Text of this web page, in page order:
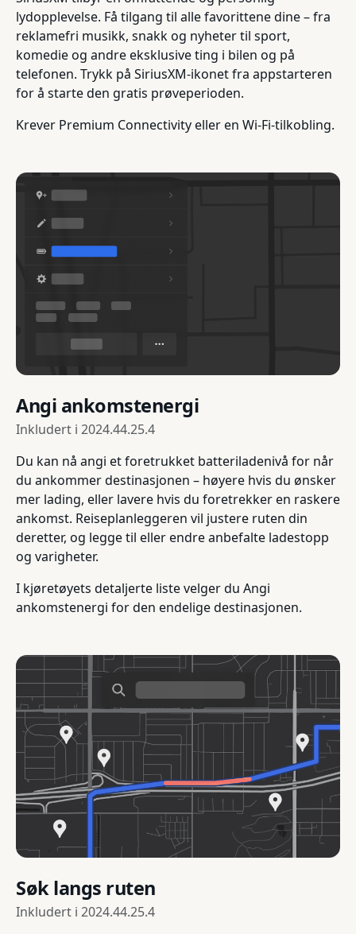
lydopplevelse. Få tilgang til alle favorittene dine – fra
reklamefri musikk, snakk og nyheter til sport,
komedie og andre eksklusive ting i bilen og på
telefonen. Trykk på SiriusXM-ikonet fra appstarteren
for å starte den gratis prøveperioden.
Krever Premium Connectivity eller en Wi-Fi-tilkobling.
Angi ankomstenergi
Inkludert i 2024.44.25.4
Du kan nå angi et foretrukket batteriladenivå for når
du ankommer destinasjonen – høyere hvis du ønsker
mer lading, eller lavere hvis du foretrekker en raskere
ankomst. Reiseplanleggeren vil justere ruten din
deretter, og legge til eller endre anbefalte ladestopp
og varigheter.
I kjøretøyets detaljerte liste velger du Angi
ankomstenergi for den endelige destinasjonen.
Søk langs ruten
Inkludert i 2024.44.25.4